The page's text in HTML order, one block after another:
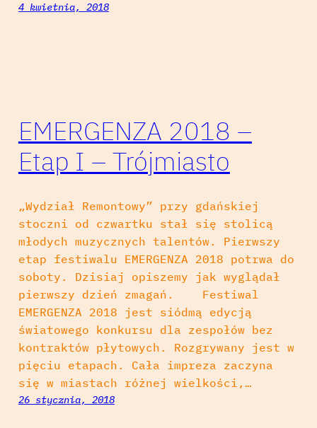
4 kwietnia, 2018
EMERGENZA 2018 –
Etap I – Trójmiasto
„Wydział Remontowy” przy gdańskiej
stoczni od czwartku stał się stolicą
młodych muzycznych talentów. Pierwszy
etap festiwalu EMERGENZA 2018 potrwa do
soboty. Dzisiaj opiszemy jak wyglądał
pierwszy dzień zmagań. Festiwal
EMERGENZA 2018 jest siódmą edycją
światowego konkursu dla zespołów bez
kontraktów płytowych. Rozgrywany jest w
pięciu etapach. Cała impreza zaczyna
się w miastach różnej wielkości,…
26 stycznia, 2018